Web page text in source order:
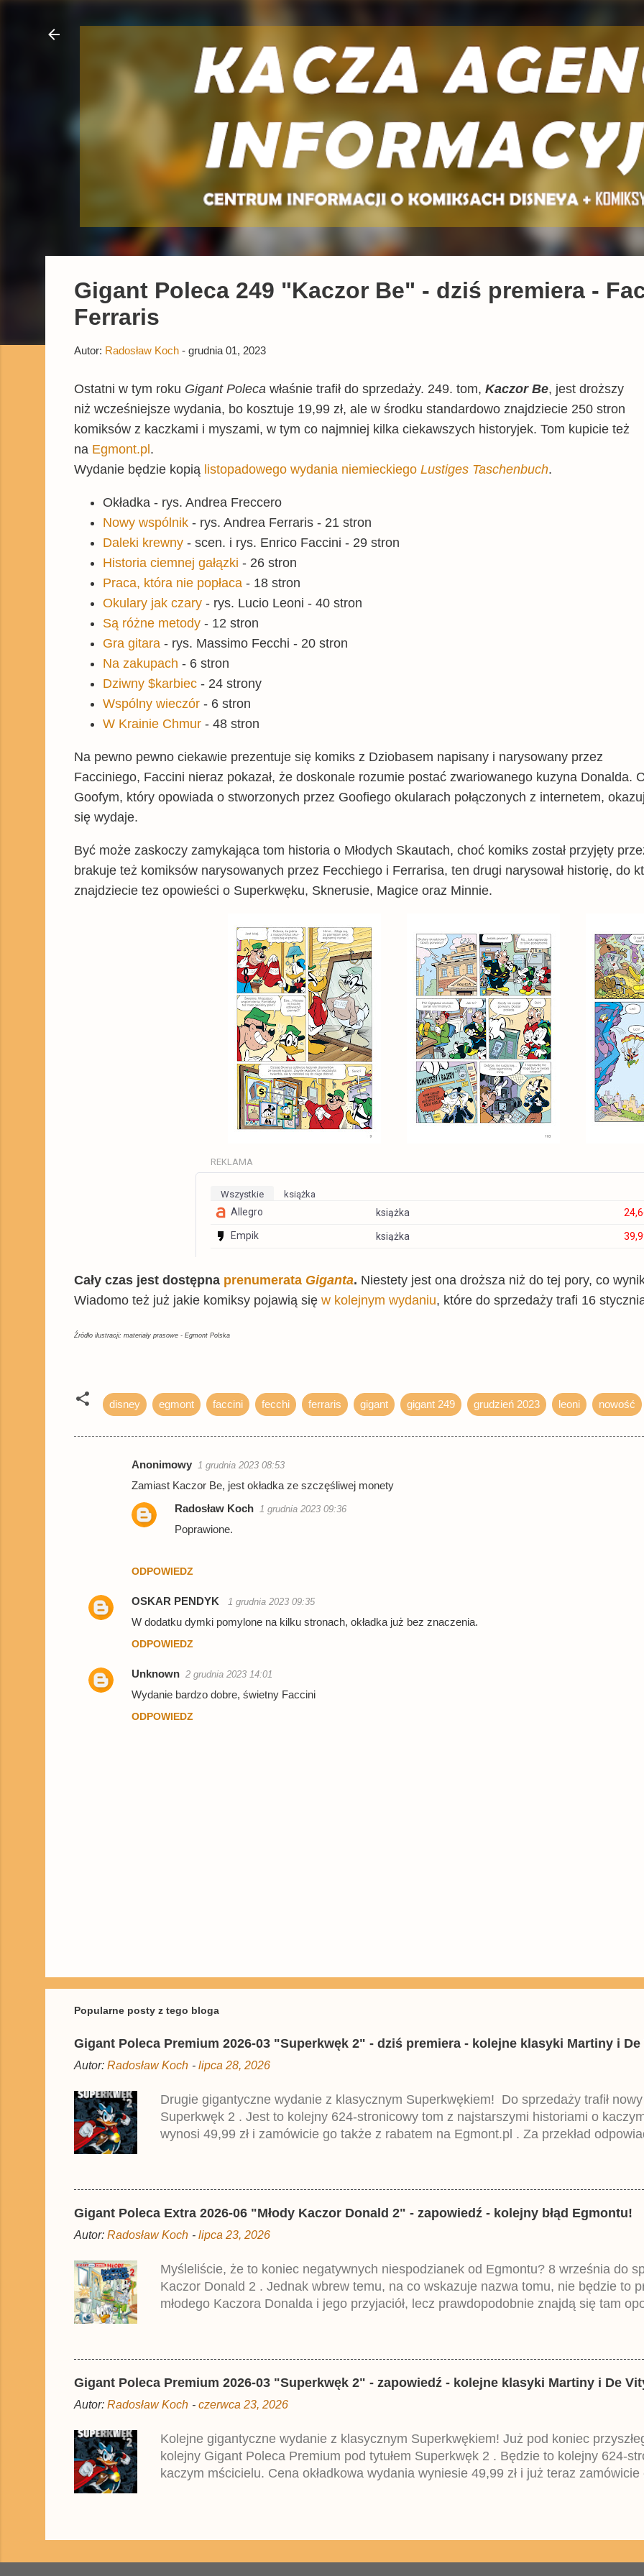
Gigant Poleca 249 "Kaczor Be" - dziś premiera -
Ferraris
Autor: Radosław Koch - grudnia 01, 2023
Ostatni w tym roku Gigant Poleca właśnie trafił do sprzedaży. 249. tom, Kaczor Be, jest droższy
niż wcześniejsze wydania, bo kosztuje 19,99 zł, ale w środku standardowo znajdziecie 250 stron
komiksów z kaczkami i myszami, w tym co najmniej kilka ciekawszych historyjek. Tom kupicie też
na Egmont.pl.
Wydanie będzie kopią listopadowego wydania niemieckiego Lustiges Taschenbuch.
Okładka - rys. Andrea Freccero
Nowy wspólnik - rys. Andrea Ferraris - 21 stron
Daleki krewny - scen. i rys. Enrico Faccini - 29 stron
Historia ciemnej gałązki - 26 stron
Praca, która nie popłaca - 18 stron
Okulary jak czary - rys. Lucio Leoni - 40 stron
Są różne metody - 12 stron
Gra gitara - rys. Massimo Fecchi - 20 stron
Na zakupach - 6 stron
Dziwny $karbiec - 24 strony
Wspólny wieczór - 6 stron
W Krainie Chmur - 48 stron
Na pewno pewno ciekawie prezentuje się komiks z Dziobasem napisany i narysowany przez
Facciniego, Faccini nieraz pokazał, że doskonale rozumie postać zwariowanego kuzyna Donalda.
Goofym, który opowiada o stworzonych przez Goofiego okularach połączonych z internetem,
się wydaje.
Być może zaskoczy zamykająca tom historia o Młodych Skautach, choć komiks został przyjęty
brakuje też komiksów narysowanych przez Fecchiego i Ferrarisa, ten drugi narysował historię, do
znajdziecie tez opowieści o Superkwęku, Sknerusie, Magice oraz Minnie.
REKLAMA
Wszystkie Książka
Allegro książka
Empik książka
Cały czas jest dostępna prenumerata Giganta. Niestety jest ona droższa niż do tej pory, co
Wiadomo też już jakie komiksy pojawią się w kolejnym wydaniu, które do sprzedaży trafi 16
Źródło ilustracji: materiały prasowe - Egmont Polska
disney egmont faccini fecchi ferraris gigant gigant 249 grudzień 2023 leoni nowość
r
Anonimowy 1 grudnia 2023 08:53
Zamiast Kaczor Be, jest okładka ze szczęśliwej monety
ODPOWIEDZ
Radosław Koch 1 grudnia 2023 09:36
Poprawione.
OSKAR PENDYK 1 grudnia 2023 09:35
W dodatku dymki pomylone na kilku stronach, okładka już bez znaczenia.
ODPOWIEDZ
Unknown 2 grudnia 2023 14:01
Wydanie bardzo dobre, świetny Faccini
ODPOWIEDZ
z
ś
j
k
o
e
n
t
a
r
z
Popularne posty z tego bloga
Gigant Poleca Premium 2026-03 "Superkwęk 2" - dziś premiera - kolejne klasyki Martiny i De
Autor: Radosław Koch - lipca 28, 2026
Drugie gigantyczne wydanie z klasycznym Superkwękiem! Do sprzedaży trafił
Superkwęk 2 . Jest to kolejny 624-stronicowy tom z najstarszymi historiami o
wynosi 49,99 zł i zamówicie go także z rabatem na Egmont.pl . Za przekład
Gigant Poleca Extra 2026-06 "Młody Kaczor Donald 2" - zapowiedź - kolejny błąd Egmontu!
Autor: Radosław Koch - lipca 23, 2026
Myśleliście, że to koniec negatywnych niespodzianek od Egmontu? 8 września do
Kaczor Donald 2 . Jednak wbrew temu, na co wskazuje nazwa tomu, nie będzie to
młodego Kaczora Donalda i jego przyjaciół, lecz prawdopodobnie znajdą się tam
Gigant Poleca Premium 2026-03 "Superkwęk 2" - zapowiedź - kolejne klasyki Martiny i De
Autor: Radosław Koch - czerwca 23, 2026
Kolejne gigantyczne wydanie z klasycznym Superkwękiem! Już pod koniec
kolejny Gigant Poleca Premium pod tytułem Superkwęk 2 . Będzie to kolejny 624-
kaczym mścicielu. Cena okładkowa wydania wyniesie 49,99 zł i już teraz